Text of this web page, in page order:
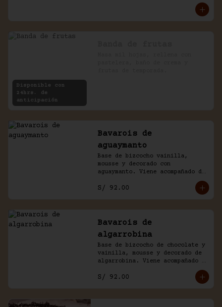
Disponible con
24hrs. de
anticipación
Bavarois de
aguaymanto
Base de bizcocho vainilla,
mousse y decorado con
aguaymanto. Viene acompañado de
S/ 92.00
Bavarois de
algarrobina
Base de bizcocho de chocolate y
vainilla, mousse y decorado de
algarrobina. Viene acompañado
S/ 92.00